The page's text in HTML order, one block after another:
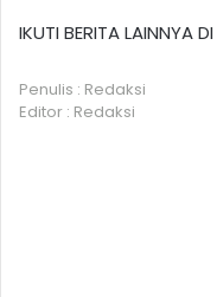
IKUTI BERITA LAINNYA DI
Penulis : Redaksi
Editor : Redaksi